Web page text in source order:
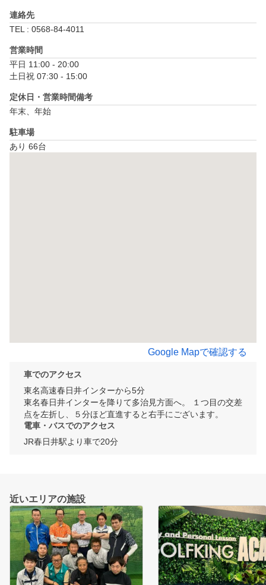
連絡先
TEL : 0568-84-4011
営業時間
平日 11:00 - 20:00
土日祝 07:30 - 15:00
定休日・営業時間備考
年末、年始
駐車場
あり 66台
Google Mapで確認する
車でのアクセス
東名高速春日井インターから5分
東名春日井インターを降りて多治見方面へ。 １つ目の交差
点を左折し、５分ほど直進すると右手にございます。
電車・バスでのアクセス
JR春日井駅より車で20分
近いエリアの施設